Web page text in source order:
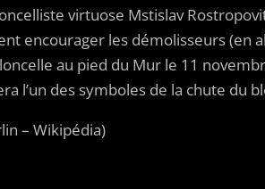
virtuose Mstislav
encourager les démolisseurs
au pied du Mur le 11
l’un des symboles de la chute du
– Wikipédia)